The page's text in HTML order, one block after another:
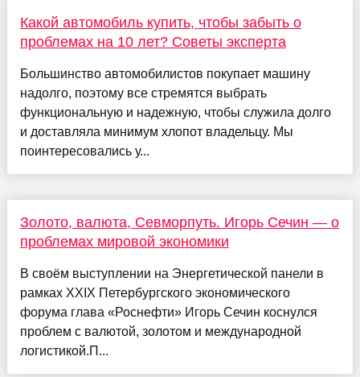
Какой автомобиль купить, чтобы забыть о
проблемах на 10 лет? Советы эксперта
Большинство автомобилистов покупает машину
надолго, поэтому все стремятся выбрать
функциональную и надежную, чтобы служила долго
и доставляла минимум хлопот владельцу. Мы
поинтересовались у...
Золото, валюта, Севморпуть. Игорь Сечин — о
проблемах мировой экономики
В своём выступлении на Энергетической панели в
рамках XXIХ Петербургского экономического
форума глава «Роснефти» Игорь Сечин коснулся
проблем с валютой, золотом и международной
логистикой.П...